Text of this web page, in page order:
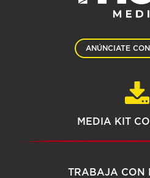
ANÚNCIATE
MEDIA KIT
TRABAJA CON